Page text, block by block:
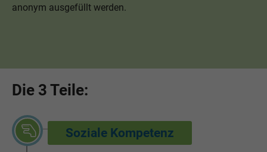
anonym ausgefüllt werden.
Die 3 Teile:
Soziale Kompetenz